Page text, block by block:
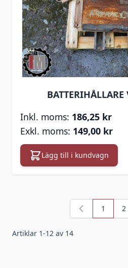
186,25 kr
149,00 kr
Lägg till i kundvagn
Artiklar 1-12 av 14
You're
1 2